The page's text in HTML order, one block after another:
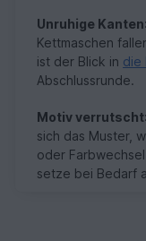
Unruhige Kanten
Kettmaschen
ist der Blick in die
Abschlussrunde.
Motiv verrutscht
sich das Muster,
oder
setze bei Bedarf